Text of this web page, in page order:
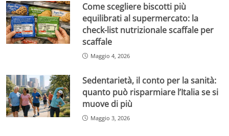
Come scegliere biscotti più
equilibrati al supermercato: la
check-list nutrizionale scaffale per
scaffale
Maggio 4, 2026
Sedentarietà, il conto per la sanità:
quanto può risparmiare l’Italia se si
muove di più
Maggio 3, 2026